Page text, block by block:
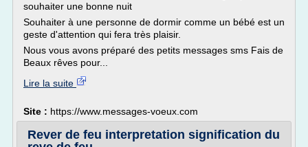
souhaiter une bonne nuit
Souhaiter à une personne de dormir comme un bébé est un
geste d'attention qui fera très plaisir.
Nous vous avons préparé des petits messages sms Fais de
Beaux rêves pour...
Lire la suite
Site : https://www.messages-voeux.com
Rever de feu interpretation signification du